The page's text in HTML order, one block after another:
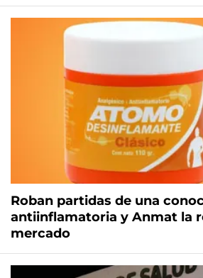
Roban partidas de una
antiinflamatoria y Anmat la
mercado